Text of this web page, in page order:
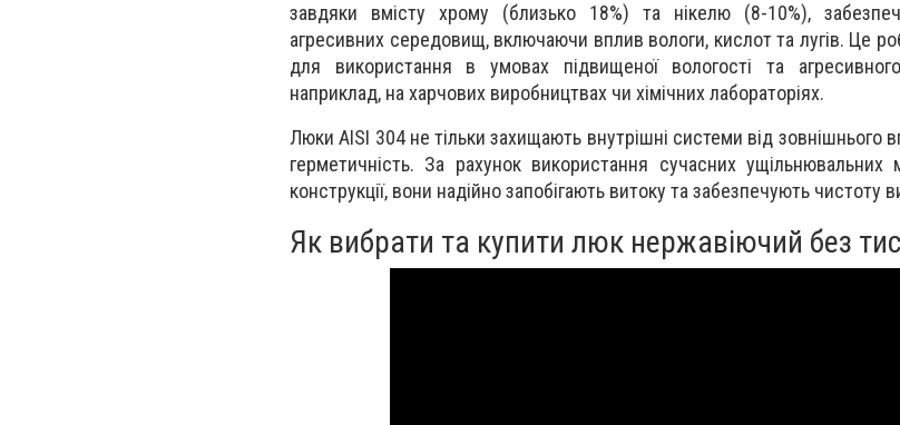
завдяки вмісту хрому (близько 18%) та нікелю (8-10%),
агресивних середовищ, включаючи вплив вологи, кислот та лугів. Це
для використання в умовах підвищеної вологості та
наприклад, на харчових виробництвах чи хімічних лабораторіях.
Люки AISI 304 не тільки захищають внутрішні системи від зовнішнього
герметичність. За рахунок використання сучасних ущільнювальних
конструкції, вони надійно запобігають витоку та забезпечують чистоту
Як вибрати та купити люк нержавіючий без